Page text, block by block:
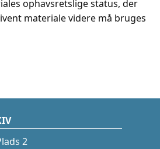
ophavsretslige status, der
materiale videre må bruges
2